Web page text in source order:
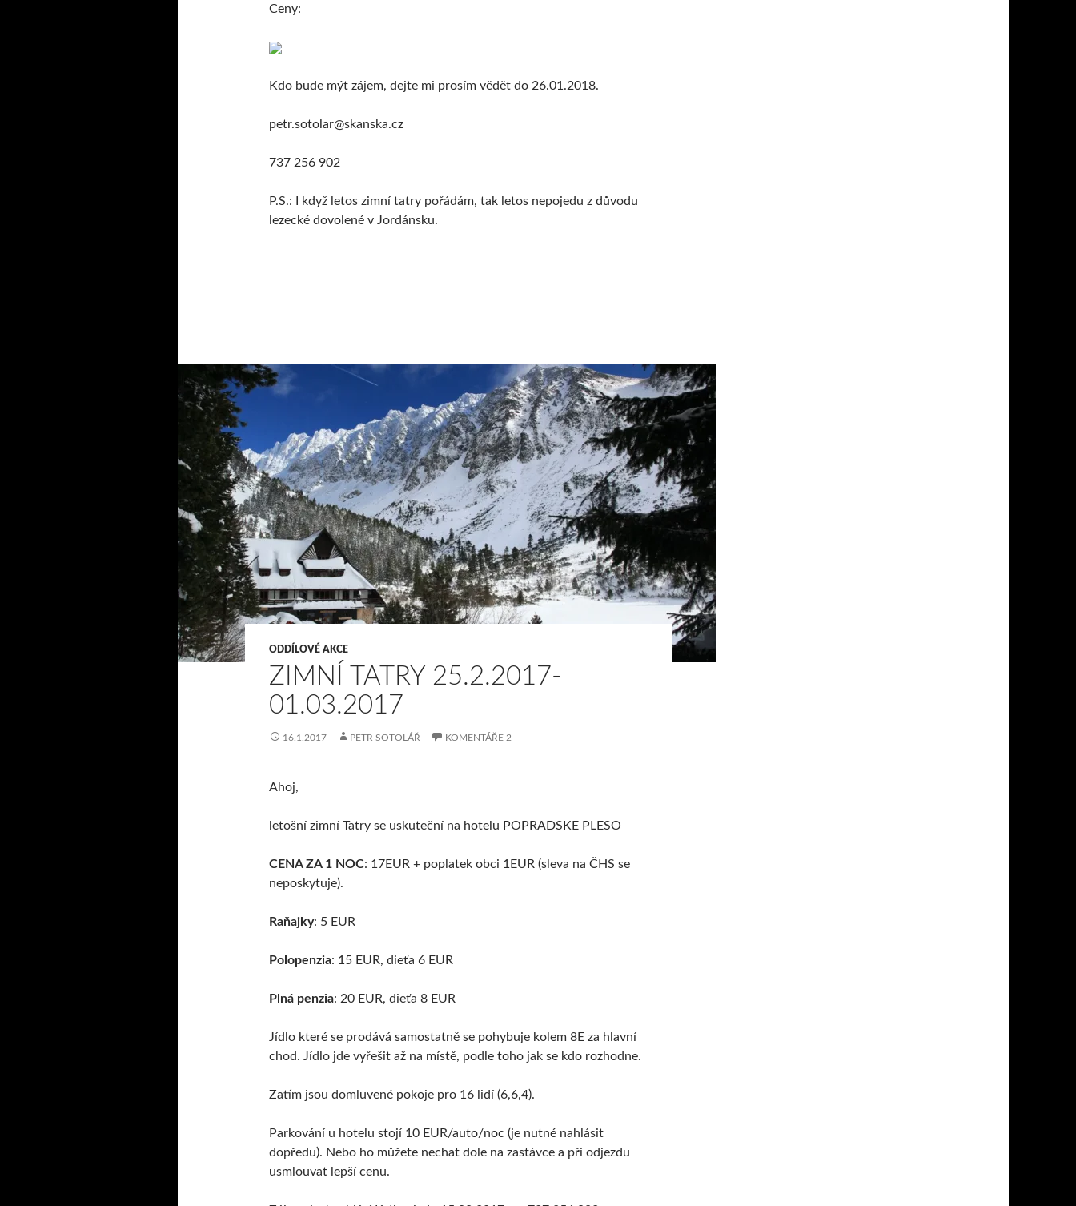
Ceny:
Kdo bude mýt zájem, dejte mi prosím vědět do 26.01.2018.
petr.sotolar@skanska.cz
737 256 902
P.S.: I když letos zimní tatry pořádám, tak letos nepojedu z důvodu
lezecké dovolené v Jordánsku.
ODDÍLOVÉ AKCE
ZIMNÍ TATRY 25.2.2017-
01.03.2017
16.1.2017 PETR SOTOLÁŘ KOMENTÁŘE 2
Ahoj,
letošní zimní Tatry se uskuteční na hotelu POPRADSKE PLESO
CENA ZA 1 NOC: 17EUR + poplatek obci 1EUR (sleva na ČHS se
neposkytuje).
Raňajky: 5 EUR
Polopenzia: 15 EUR, dieťa 6 EUR
Plná penzia: 20 EUR, dieťa 8 EUR
Jídlo které se prodává samostatně se pohybuje kolem 8E za hlavní
chod. Jídlo jde vyřešit až na místě, podle toho jak se kdo rozhodne.
Zatím jsou domluvené pokoje pro 16 lidí (6,6,4).
Parkování u hotelu stojí 10 EUR/auto/noc (je nutné nahlásit
dopředu). Nebo ho můžete nechat dole na zastávce a při odjezdu
usmlouvat lepší cenu.